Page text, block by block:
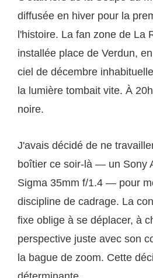
diffusée en hiver pour la
l'histoire. La fan zone de La
installée place de Verdun,
ciel de décembre
la lumière tombait vite. À
noire.
J'avais décidé de ne
boîtier ce soir-là — un Sony
Sigma 35mm f/1.4 — pour
discipline de cadrage. La
fixe oblige à se déplacer, à
perspective juste avec son
la bague de zoom. Cette